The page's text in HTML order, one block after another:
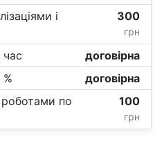
і
300
грн
час
договірна
договірна
по
100
грн